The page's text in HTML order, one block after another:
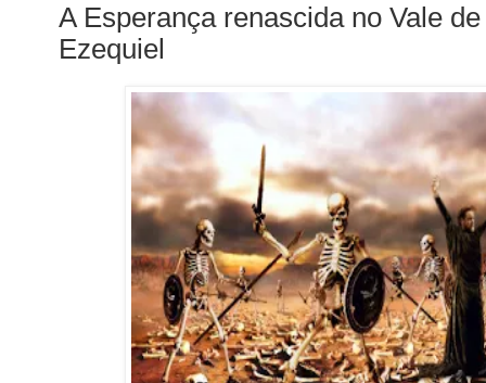
A Esperança renascida no Vale
Ezequiel